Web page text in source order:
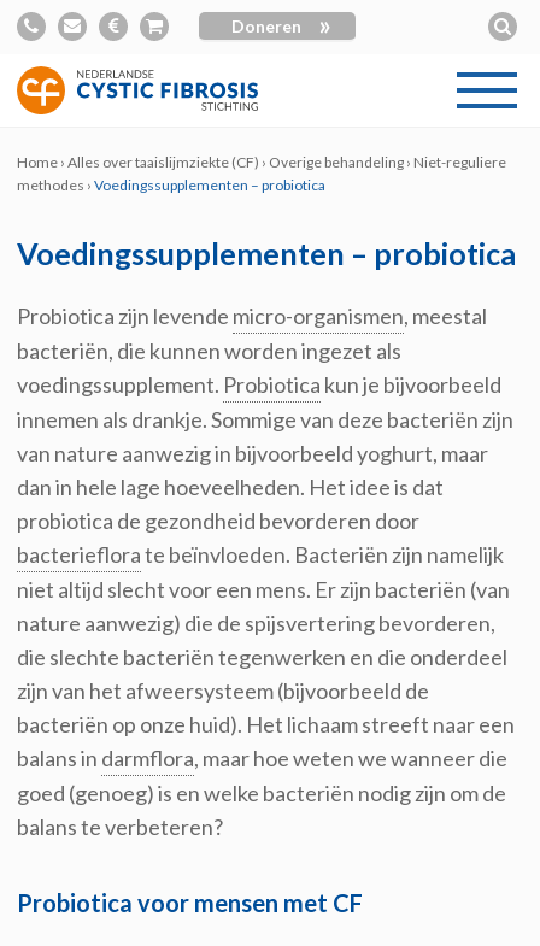
Doneren »
Home ›Alles over taaislijmziekte (CF) › Overige behandeling › Niet-reguliere
methodes ›Voedingssupplementen – probiotica
Voedingssupplementen – probiotica
Probiotica zijn levende micro-organismen, meestal
bacteriën, die kunnen worden ingezet als
voedingssupplement. Probiotica kun je bijvoorbeeld
innemen als drankje. Sommige van deze bacteriën zijn
van nature aanwezig in bijvoorbeeld yoghurt, maar
dan in hele lage hoeveelheden. Het idee is dat
probiotica de gezondheid bevorderen door
bacterieflorate beïnvloeden. Bacteriën zijn namelijk
niet altijd slecht voor een mens. Er zijn bacteriën (van
nature aanwezig) die de spijsvertering bevorderen,
die slechte bacteriën tegenwerken en die onderdeel
zijn van het afweersysteem (bijvoorbeeld de
bacteriën op onze huid). Het lichaam streeft naar een
balans in darmflora, maar hoe weten we wanneer die
goed (genoeg) is en welke bacteriën nodig zijn om de
balans te verbeteren?
Probiotica voor mensen met CF